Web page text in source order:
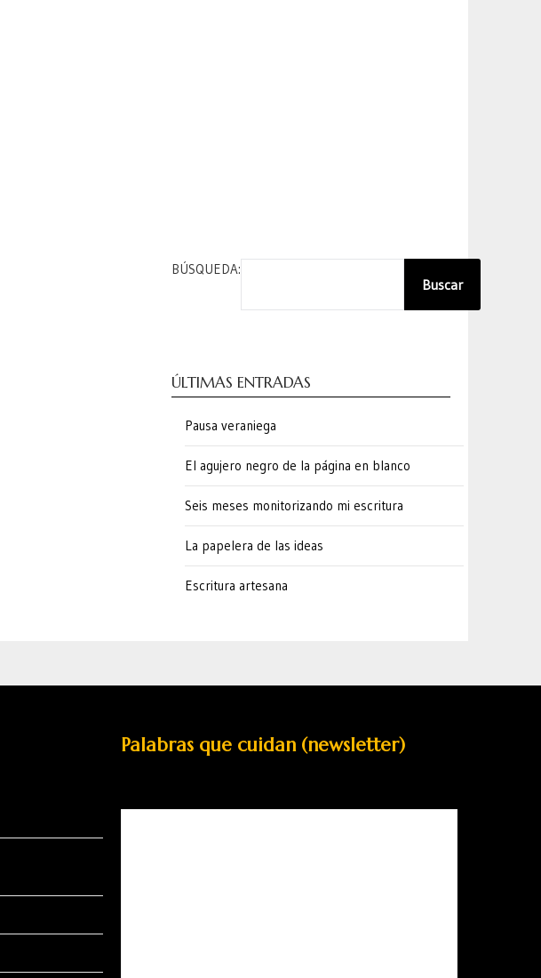
BÚSQUEDA:
Buscar
ÚLTIMAS ENTRADAS
Pausa veraniega
El agujero negro de la página en blanco
Seis meses monitorizando mi escritura
La papelera de las ideas
Escritura artesana
Palabras que cuidan (newsletter)